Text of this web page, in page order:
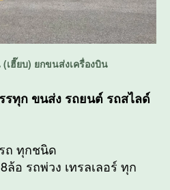
เฮี๊ยบ) ยกขนส่งเครื่องบิน
รทุก ขนส่ง รถยนต์ รถสไลด์
ถ ทุกชนิด
อ รถพ่วง เทรลเลอร์ ทุก